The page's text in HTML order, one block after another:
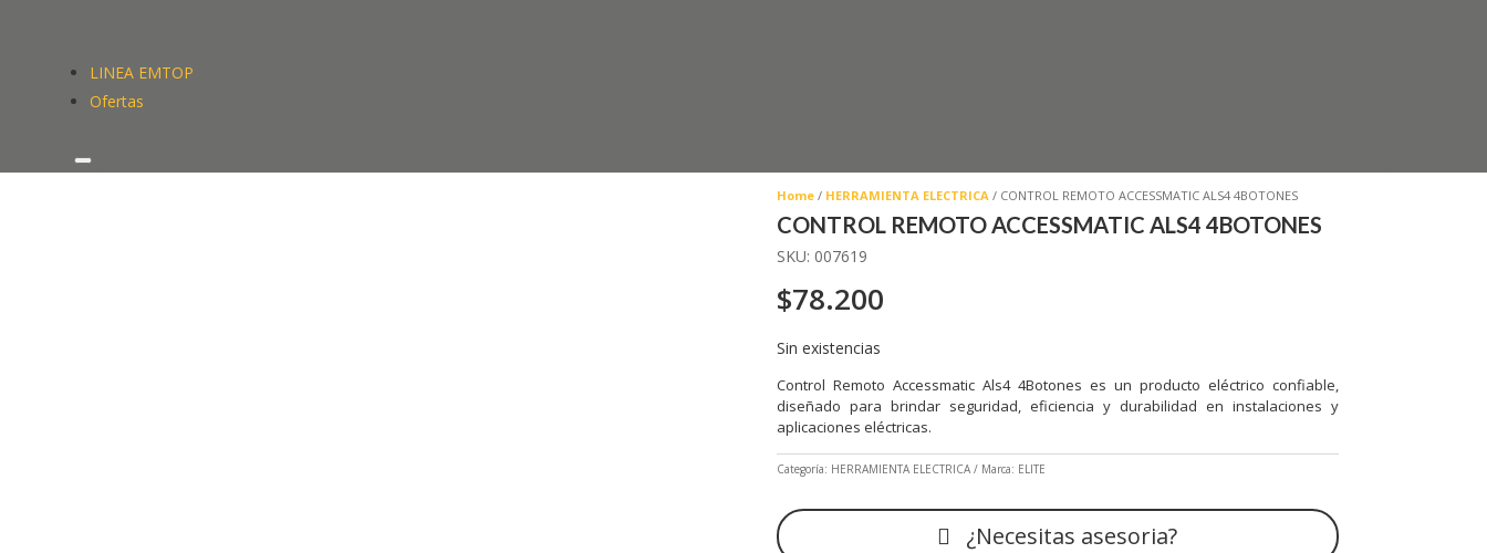
LINEA EMTOP
Ofertas
Home/ HERRAMIENTA ELECTRICA / CONTROL REMOTO ACCESSMATIC ALS4 4BOTONES
CONTROL REMOTO ACCESSMATIC ALS4 4BOTONES
SKU: 007619
$78.200
Sin existencias
Control Remoto Accessmatic Als4 4Botones es un producto eléctrico confiable,
diseñado para brindar seguridad, eficiencia y durabilidad en instalaciones y
aplicaciones eléctricas.
Categoría: HERRAMIENTA ELECTRICA Marca: ELITE
¿Necesitas asesoria?